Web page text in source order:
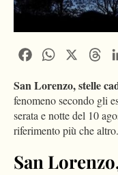
FacebookWhatsApp
San Lorenzo, stelle
fenomeno secondo gli
serata e notte del 10
riferimento più che altro.
San